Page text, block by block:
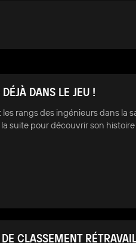
DANS LE JEU !
rangs des ingénieurs dans la
suite pour découvrir son histoire
CLASSEMENT